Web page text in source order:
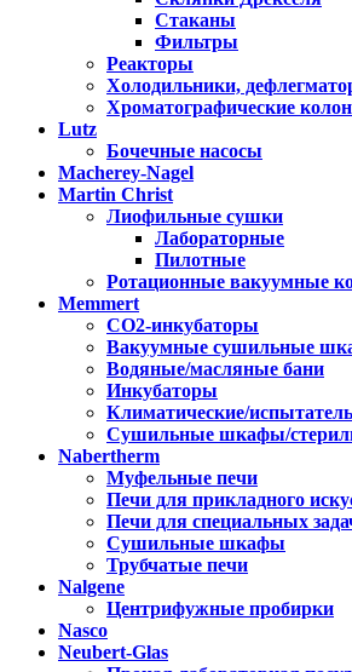
Стаканы
Фильтры
Реакторы
Холодильники,
Хроматографические
Lutz
Бочечные насосы
Macherey-Nagel
Martin Christ
Лиофильные сушки
Лабораторные
Пилотные
Ротационные вакуумные
Memmert
CO2-инкубаторы
Вакуумные сушильные
Водяные/масляные бани
Инкубаторы
Климатические/
Сушильные шкафы/
Nabertherm
Муфельные печи
Печи для прикладного
Печи для специальных
Сушильные шкафы
Трубчатые печи
Nalgene
Центрифужные пробирки
Nasco
Neubert-Glas